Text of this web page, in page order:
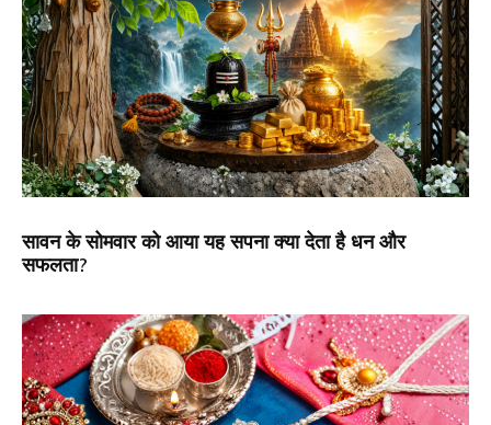
सावन के सोमवार को आया यह सपना क्या देता है धन और
सफलता?